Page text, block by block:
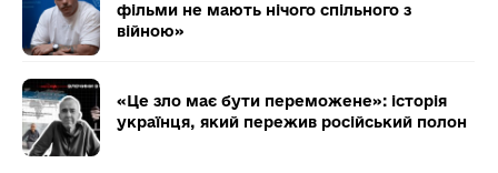
фільми не мають нічого спільного з
війною»
«Це зло має бути переможене»: історія
українця, який пережив російський полон